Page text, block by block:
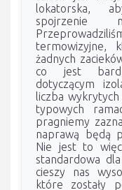
lokatorska,
spojrzenie
termowizyjne,
żadnych
co jest
dotyczącym
liczba
typowych
pragniemy
naprawą będą
Nie jest to więc
standardowa
cieszy nas
które zostały